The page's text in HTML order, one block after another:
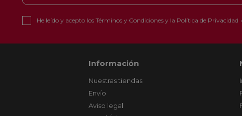
He leído y acepto los Términos y Condicionesy la Política de Privacidad
Información
Nuestras tiendas
Envío
Aviso legal